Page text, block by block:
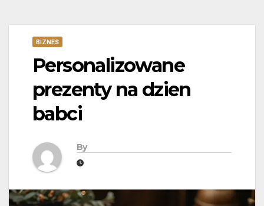
BIZNES
Personalizowane
prezenty na dzien
babci
By